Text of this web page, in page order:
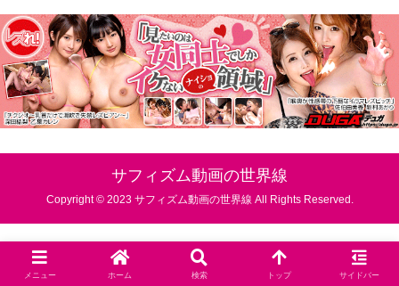
サフィズム動画の世界線
Copyright © 2023 サフィズム動画の世界線 All Rights Reserved.
メニュー ホーム 検索 トップ サイドバー